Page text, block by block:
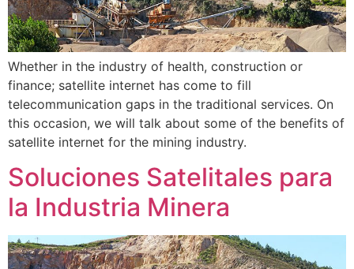
Whether in the industry of health, construction or
finance; satellite internet has come to fill
telecommunication gaps in the traditional services. On
this occasion, we will talk about some of the benefits of
satellite internet for the mining industry.
Soluciones Satelitales para
la Industria Minera